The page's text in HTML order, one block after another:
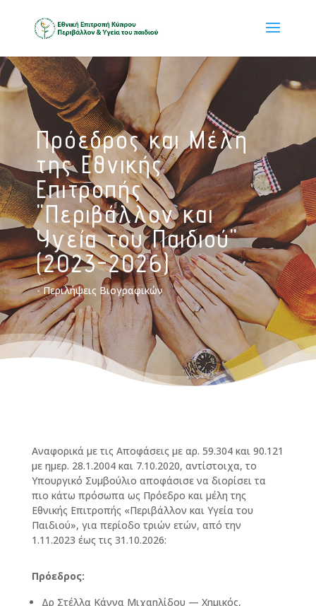
Πρόεδρος και Μέλη
της Εθνικής
Επιτροπής
"Περιβάλλον και
Υγεία του Παιδιού"
(2023-2026)
- Περιλήψεις Βιογραφικών
Αναφορικά με τις Αποφάσεις με αρ. 59.304 και 90.121
με ημερ. 28.1.2004 και 7.10.2020, αντίστοιχα, το
Υπουργικό Συμβούλιο αποφάσισε να διορίσει τα
πιο κάτω πρόσωπα ως Πρόεδρο και μέλη της
Εθνικής Επιτροπής «Περιβάλλον και Υγεία του
Παιδιού», για περίοδο τριών ετών, από την
1.11.2023 έως τις 31.10.2026:
Πρόεδρος:
Δρ Στέλλα Κάννα Μιχαηλίδου — Χημικός,